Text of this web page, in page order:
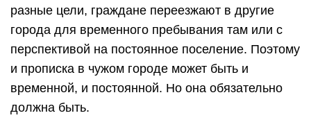
разные цели, граждане переезжают в другие
города для временного пребывания там или с
перспективой на постоянное поселение. Поэтому
и прописка в чужом городе может быть и
временной, и постоянной. Но она обязательно
должна быть.